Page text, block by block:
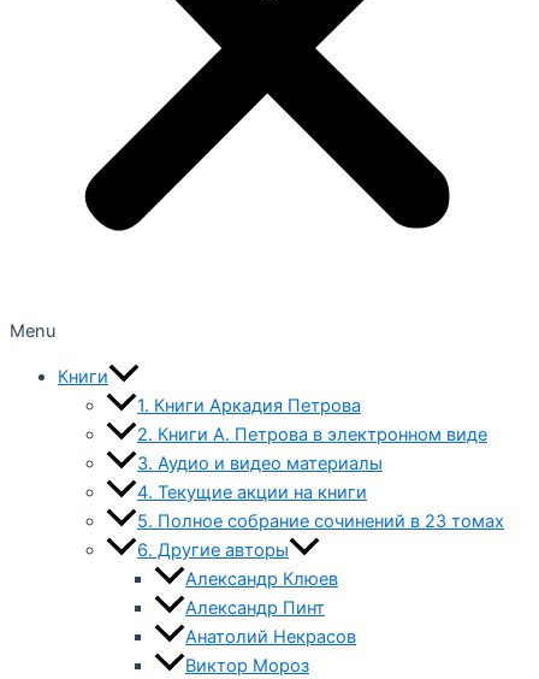
Menu
Книги
1. Книги Аркадия Петрова
2. Книги А. Петрова в электронном виде
3. Аудио и видео материалы
4. Текущие акции на книги
5. Полное собрание сочинений в 23 томах
6. Другие авторы
Александр Клюев
Александр Пинт
Анатолий Некрасов
Виктор Мороз